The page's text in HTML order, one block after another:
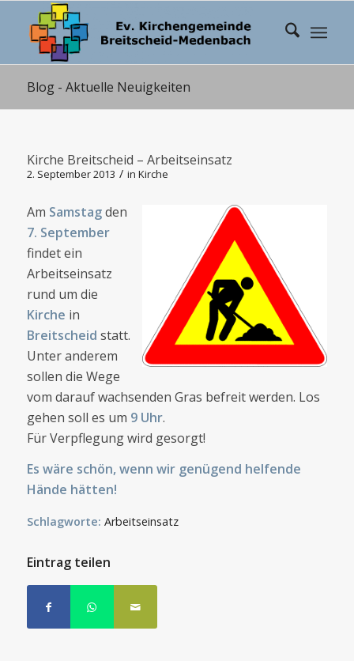
Blog - Aktuelle Neuigkeiten
Kirche Breitscheid – Arbeitseinsatz
2. September 2013 / in Kirche
Am Samstagden
7. September
findet ein
Arbeitseinsatz
rund um die
Kirche in
Breitscheid statt.
Unter anderem
sollen die Wege
vom darauf wachsenden Gras befreit werden. Los
gehen soll es um 9 Uhr.
Für Verpflegung wird gesorgt!
Es wäre schön, wenn wir genügend helfende
Hände hätten!
Schlagworte: Arbeitseinsatz
Eintrag teilen